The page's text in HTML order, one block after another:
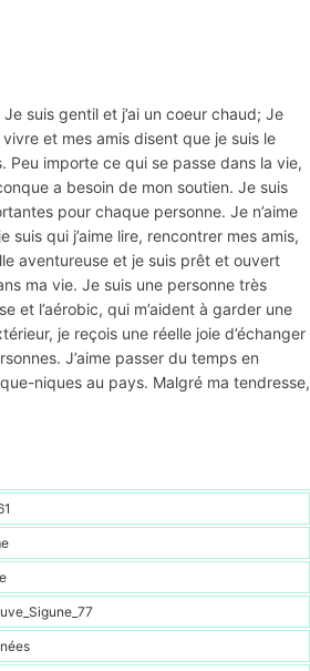
suis gentil et j’ai un coeur chaud; Je
et mes amis disent que je suis le
importe ce qui se passe dans la vie,
a besoin de mon soutien. Je suis
pour chaque personne. Je n’aime
suis qui j’aime lire, rencontrer mes amis,
aventureuse et je suis prêt et ouvert
ma vie. Je suis une personne très
et l’aérobic, qui m’aident à garder une
je reçois une réelle joie d’échanger
J’aime passer du temps en
niques au pays. Malgré ma tendresse,